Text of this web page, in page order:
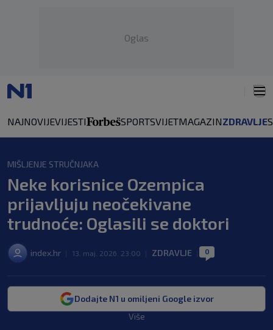
Oglas
NAJNOVIJEVIJESTI SPORTSVIJETMAGAZINZDRAVLJE
MIŠLJENJE STRUČNJAKA
Neke korisnice Ozempica
prijavljuju neočekivane
trudnoće: Oglasili se doktori
index.hr 13. maj. 2026. 23:00 ZDRAVLJE 0
Dodajte N1 u omiljeni Google izvor
Više